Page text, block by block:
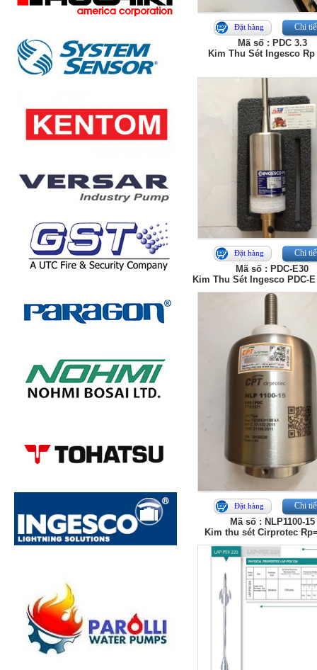
Đặt hàng Chi
Mã số : PDC 3.3
Kim Thu Sét Ingesco Rp
Đặt hàng Chi
Mã số : PDC-E30
Kim Thu Sét Ingesco PDC-
Đặt hàng Chi
Mã số : NLP1100-15
Kim thu sét Cirprotec